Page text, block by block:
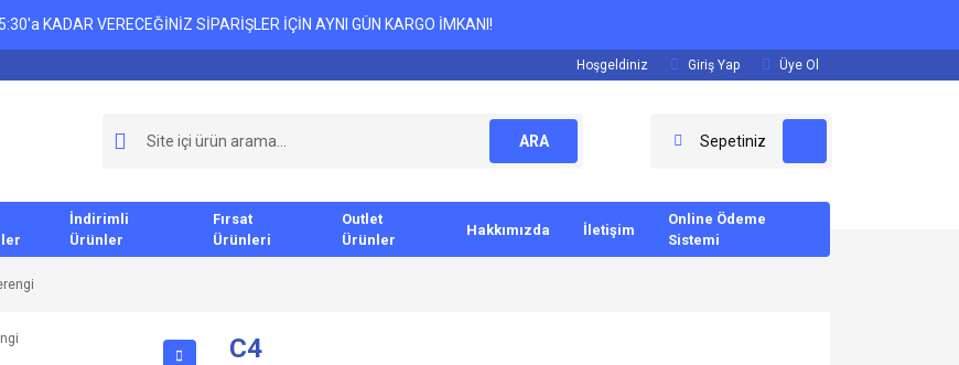
KADAR VERECEĞİNİZ SİPARİŞLER İÇİN AYNI GÜN KARGO İMKANI!
Hoşgeldiniz Giriş Yap Üye Ol
ARA Sepetiniz
İndirimli
Ürünler
Fırsat
Ürünleri
Outlet
Ürünler
Hakkımızda İletişim
Online Ödeme
Sistemi
C4